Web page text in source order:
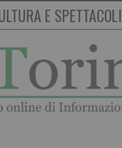
E SPETTACOLI